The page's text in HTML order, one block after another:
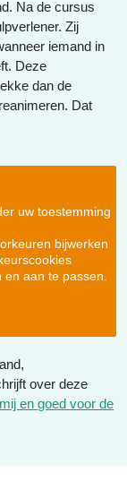
Na de cursus
Zij
iemand in
Deze
dan de
Dat
uw toestemming
bijwerken
aan te passen.
over deze
en goed voor de